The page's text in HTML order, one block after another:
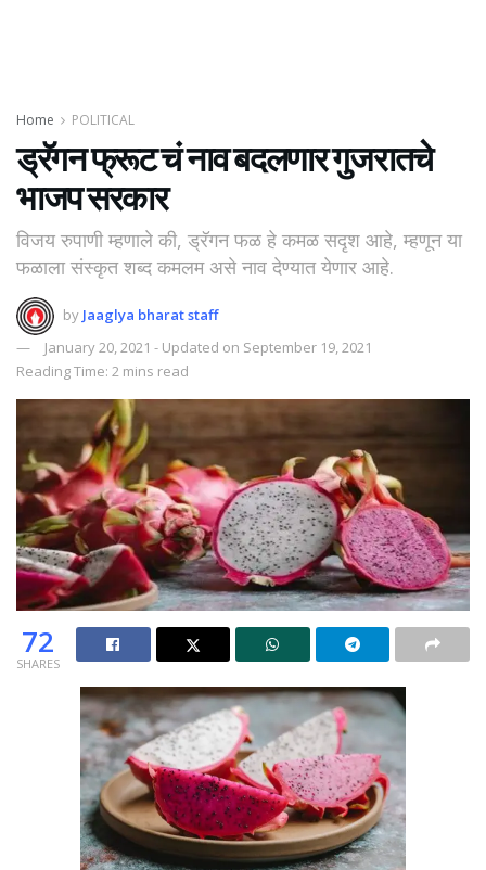
Home POLITICAL
ड्रॅगन फ्रूट चं नाव बदलणार गुजरातचे
भाजप सरकार
विजय रुपाणी म्हणाले की, ड्रॅगन फळ हे कमळ सदृश आहे, म्हणून या
फळाला संस्कृत शब्द कमलम असे नाव देण्यात येणार आहे.
by Jaaglya bharat staff
January 20, 2021 - Updated on September 19, 2021
Reading Time: 2 mins read
72
SHARES